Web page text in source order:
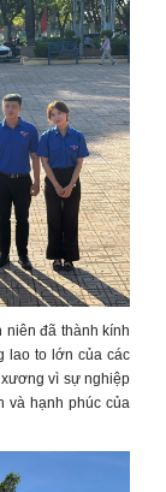
niên đã thành kính
lao to lớn của các
vì sự nghiệp
và hạnh phúc của